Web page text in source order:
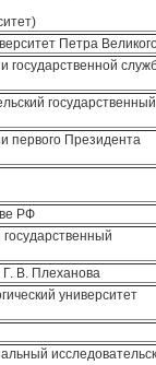
Петра
государственной
государственный
первого Президента
РФ
Г. В. Плеханова
университет